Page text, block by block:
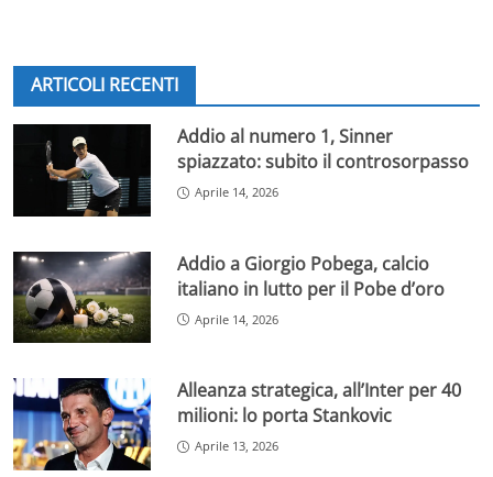
ARTICOLI RECENTI
Addio al numero 1, Sinner
spiazzato: subito il controsorpasso
Aprile 14, 2026
Addio a Giorgio Pobega, calcio
italiano in lutto per il Pobe d’oro
Aprile 14, 2026
Alleanza strategica, all’Inter per 40
milioni: lo porta Stankovic
Aprile 13, 2026